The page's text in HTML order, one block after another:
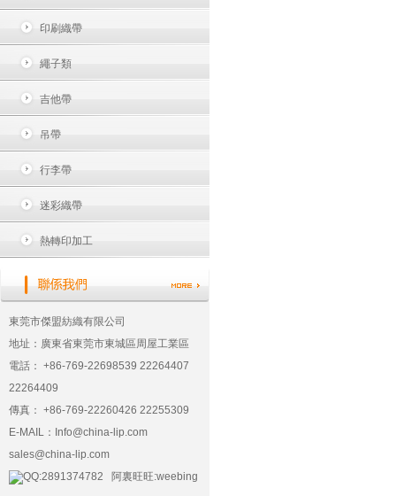
印刷織帶
繩子類
吉他帶
吊帶
行李帶
迷彩織帶
熱轉印加工
東莞市傑盟紡織有限公司
地址：廣東省東莞市東城區周屋工業區
電話： +86-769-22698539 22264407
22264409
傳真： +86-769-22260426 22255309
E-MAIL： Info@china-lip.com
sales@china-lip.com
QQ:2891374782 阿裏旺旺:weebing